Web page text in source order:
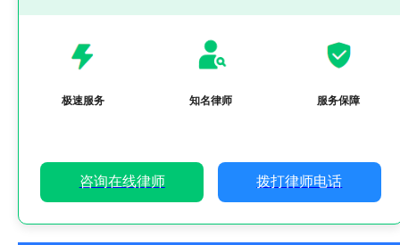
极速服务 知名律师 服务保障
咨询在线律师 拨打律师电话